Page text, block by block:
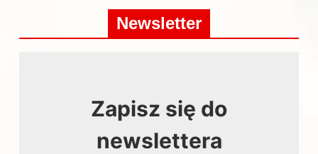
Newsletter
Zapisz się do
newslettera